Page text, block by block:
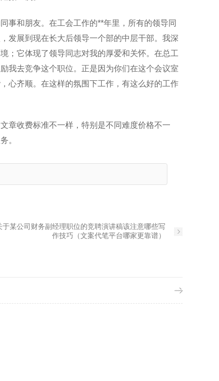
事和朋友。在工会工作的**年里，所有的领导同
发展到现在长大后领导一个部的中层干部。我深
；它体现了领导同志对我的厚爱和关怀。在总工
我去竞争这个职位。正是因为你们在这个会议室
心齐顺。在这样的氛围下工作，有这么好的工作
章收费标准不一样，特别是不同难度价格不一
。
于某公司财务副经理职位的竞聘演讲稿该注意哪些写
作技巧（文案代笔平台哪家更靠谱）